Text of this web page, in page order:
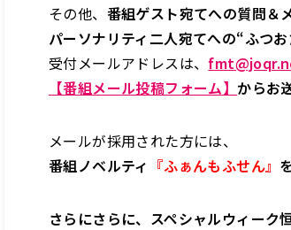
その他、 番組ゲスト宛てへの質問＆
パーソナリティ二人宛てへの“ふつ
受付メールアドレスは、
【番組メール投稿フォーム】 からお
メールが採用された方には、
番組ノベルティ 『ふぁんもふせん』
さらにさらに、スペシャルウィーク恒